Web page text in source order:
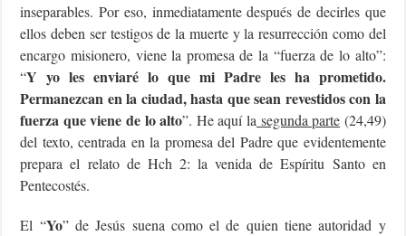
inseparables. Por eso, inmediatamente después de decirles que
ellos deben ser testigos de la muerte y la resurrección como del
encargo misionero, viene la promesa de la “fuerza de lo alto”:
“Y yo les enviaré lo que mi Padre les ha prometido.
Permanezcan en la ciudad, hasta que sean revestidos con la
fuerza que viene de lo alto”. He aquí la segunda parte (24,49)
del texto, centrada en la promesa del Padre que evidentemente
prepara el relato de Hch 2: la venida de Espíritu Santo en
Pentecostés.
El “Yo” de Jesús suena como el de quien tiene autoridad y